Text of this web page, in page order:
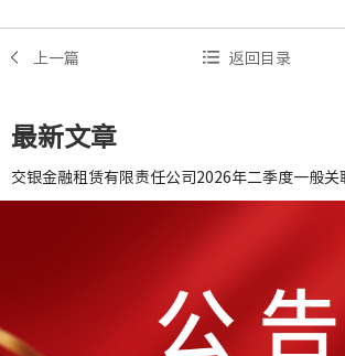
上一篇 返回目录
最新文章
交银金融租赁有限责任公司2026年二季度一般关